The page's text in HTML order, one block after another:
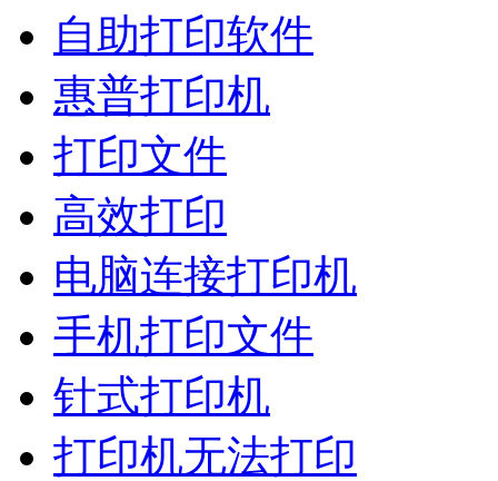
自助打印软件
惠普打印机
打印文件
高效打印
电脑连接打印机
手机打印文件
针式打印机
打印机无法打印